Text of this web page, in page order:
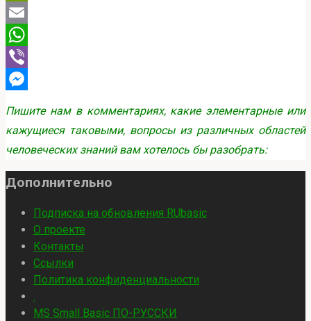
PrintFriendly
Email
WhatsApp
Viber
Пишите нам в комментариях, какие элементарные или
кажущиеся таковыми, вопросы из различных областей
человеческих знаний вам хотелось бы разобрать:
Дополнительно
Подписка на обновления RUbasic
О проекте
Контакты
Ссылки
Политика конфиденциальности
.
MS Small Basic ПО-РУССКИ